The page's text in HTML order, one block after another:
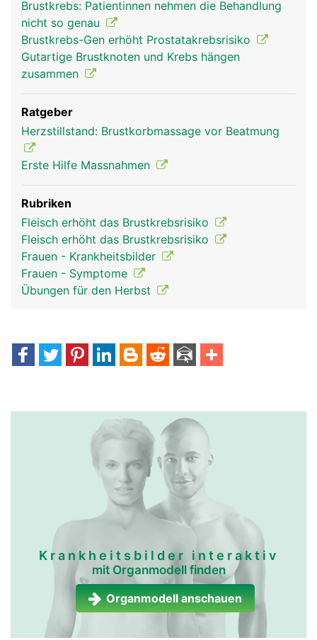
Brustkrebs: Patientinnen nehmen die Behandlung
nicht so genau
Brustkrebs-Gen erhöht Prostatakrebsrisiko
Gutartige Brustknoten und Krebs hängen
zusammen
Ratgeber
Herzstillstand: Brustkorbmassage vor Beatmung
Erste Hilfe Massnahmen
Rubriken
Fleisch erhöht das Brustkrebsrisiko
Fleisch erhöht das Brustkrebsrisiko
Frauen - Krankheitsbilder
Frauen - Symptome
Übungen für den Herbst
Krankheitsbilder interaktiv
mit Organmodell finden
Organmodell anschauen